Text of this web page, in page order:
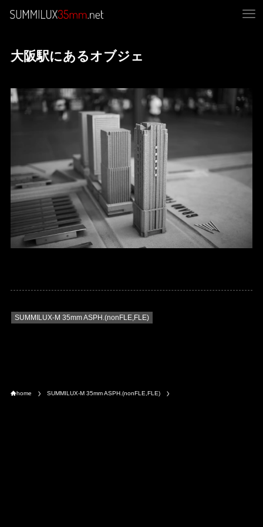
大阪駅にあるオブジェ
SUMMILUX-M 35mm ASPH.(nonFLE,FLE)
home SUMMILUX-M 35mm ASPH.(nonFLE,FLE)